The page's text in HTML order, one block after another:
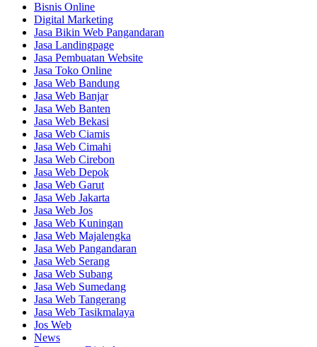
Bisnis Online
Digital Marketing
Jasa Bikin Web Pangandaran
Jasa Landingpage
Jasa Pembuatan Website
Jasa Toko Online
Jasa Web Bandung
Jasa Web Banjar
Jasa Web Banten
Jasa Web Bekasi
Jasa Web Ciamis
Jasa Web Cimahi
Jasa Web Cirebon
Jasa Web Depok
Jasa Web Garut
Jasa Web Jakarta
Jasa Web Jos
Jasa Web Kuningan
Jasa Web Majalengka
Jasa Web Pangandaran
Jasa Web Serang
Jasa Web Subang
Jasa Web Sumedang
Jasa Web Tangerang
Jasa Web Tasikmalaya
Jos Web
News